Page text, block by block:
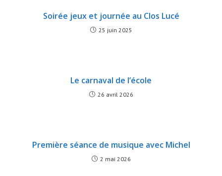
Soirée jeux et journée au Clos Lucé
25 juin 2025
Le carnaval de l’école
26 avril 2026
Première séance de musique avec Michel
2 mai 2026